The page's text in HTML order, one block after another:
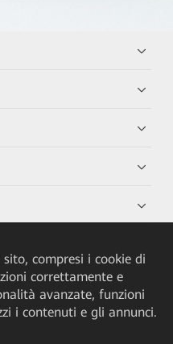
compresi i cookie di
correttamente e
avanzate, funzioni
i contenuti e gli annunci.